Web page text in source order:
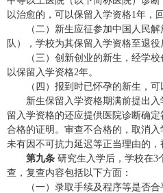
以治愈的，可以保留入学资格1年，
（二）新生应征参加中国人民
队），学校为其保留入学资格至退役
（三）创新创业的新生，经学
以保留入学资格2年。
（四）报到时已怀孕的新生，
新生保留入学资格期满前提出
留入学资格的还应提供医院诊断确
合格的证明。审查不合格的，取消
未有因不可抗力延迟等正当理由的，
第九条 研究生入学后，学校在3
查，复查内容包括以下方面：
（一）录取手续及程序等是否合